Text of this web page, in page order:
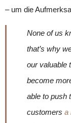
– um die
None of us
that’s why
our valuable
become
able to push
customers a